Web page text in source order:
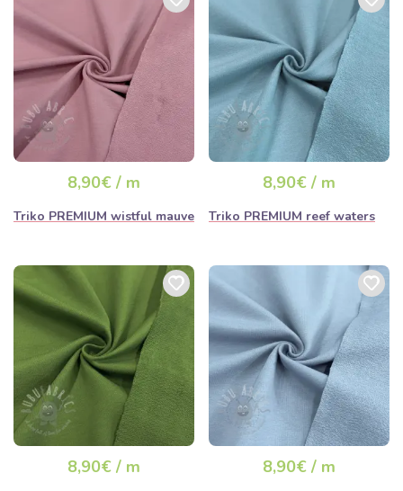
8,90€ / m
Triko PREMIUM wistful mauve
8,90€ / m
Triko PREMIUM reef waters
8,90€ / m 8,90€ / m